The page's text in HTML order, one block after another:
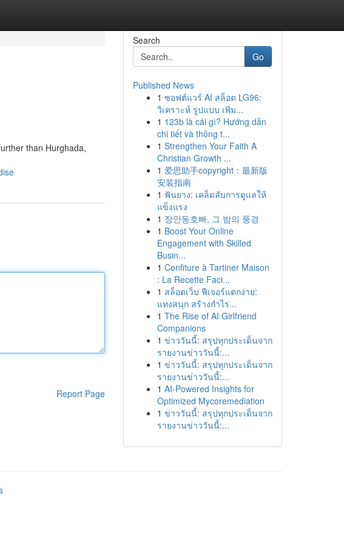
than Hurghada,
Report Page
Search
Go
Published News
1 ซอฟต์แวร์ AI สล็อต LG96:
วิเคราะห์ รูปแบบ เพิ่ม...
1 123b là cái gì? Hướng dẫn
chi tiết và thông t...
1 Strengthen Your Faith A
Christian Growth ...
1 爱思助手copyright：最新版
安装指南
1 ฟันยาง: เคล็ดลับการดูแลให้
แข็งแรง
1 장안동호빠, 그 밤의 풍경
1 Boost Your Online
Engagement with Skilled
Busin...
1 Confiture à Tartiner Maison
: La Recette Faci...
1 สล็อตเว็บ ฟีเจอร์แตกง่าย:
แทงสนุก สร้างกำไร...
1 The Rise of AI Girlfriend
Companions
1 ข่าววันนี้: สรุปทุกประเด็นจาก
รายงานข่าววันนี้:...
1 ข่าววันนี้: สรุปทุกประเด็นจาก
รายงานข่าววันนี้:...
1 AI-Powered Insights for
Optimized Mycoremediation
1 ข่าววันนี้: สรุปทุกประเด็นจาก
รายงานข่าววันนี้:...